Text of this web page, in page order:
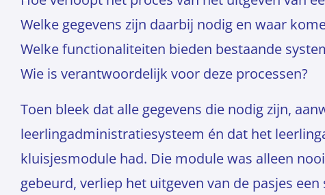
Welke gegevens zijn daarbij nodig en waar
Welke functionaliteiten bieden bestaande
Wie is verantwoordelijk voor deze processen?
Toen bleek dat alle gegevens die nodig zijn,
leerlingadministratiesysteem én dat het
kluisjesmodule had. Die module was alleen
gebeurd, verliep het uitgeven van de pasjes